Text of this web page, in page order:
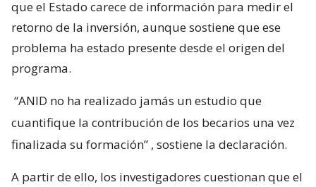
que el Estado carece de información para medir el
retorno de la inversión, aunque sostiene que ese
problema ha estado presente desde el origen del
programa.
“ANID no ha realizado jamás un estudio que
cuantifique la contribución de los becarios una vez
finalizada su formación” , sostiene la declaración.
A partir de ello, los investigadores cuestionan que el